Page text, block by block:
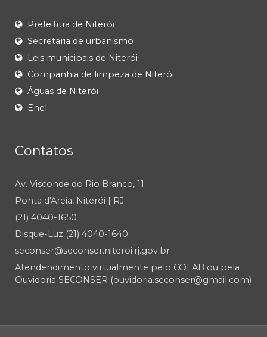
Prefeitura de Niterói
Secretaria de urbanismo
Leis municipais de Niterói
Companhia de limpeza de Niterói
Águas de Niterói
Enel
Contatos
Av. Visconde do Rio Branco, 11
Ponta d'Areia, Niterói | RJ
(21) 4040-1650
Disque-Luz (21) 4040-1640
seconser@seconser.niteroi.rj.gov.br
Atendendimento virtualmente pelo COLAB ou pela
Ouvidoria SECONSER (ouvidoria.seconser@gmail.com)